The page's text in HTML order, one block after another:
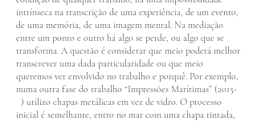
intrínseca na transcrição de uma experiência, de um evento,
de uma memória, de uma imagem mental. Na mediação
entre um ponto e outro há algo se perde, ou algo que se
transforma. A questão é considerar que meio poderá melhor
transcrever uma dada particularidade ou que meio
queremos ver envolvido no trabalho e porquê. Por exemplo,
numa outra fase do trabalho “Impressões Marítimas” (2015-
) utilizo chapas metálicas em vez de vidro. O processo
inicial é semelhante, entro no mar com uma chapa tintada,